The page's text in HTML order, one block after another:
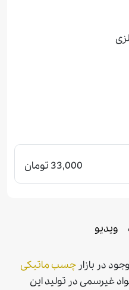
33,000 تومان
ویدیو
در بازار چسب ماتیکی
غیرسمی در تولید این